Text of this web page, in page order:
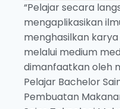
“Pelajar secara
mengaplikasikan
menghasilkan
melalui medium
dimanfaatkan oleh
Pelajar Bachelor
Pembuatan